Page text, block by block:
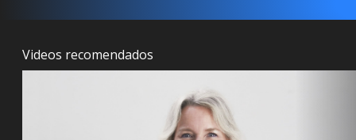
Videos recomendados